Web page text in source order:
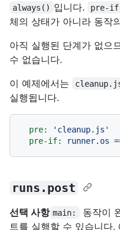
always() 입니다. pre-if
체의 상태가 아니라 동작
아직 실행된 단계가 없으
수 없습니다.
이 예제에서는
실행됩니다.
pre:
'cleanup.js'
pre-if:
runner.os
runs.post
선택 사항 main:
동작이
트를 실행할 수 있습니다.